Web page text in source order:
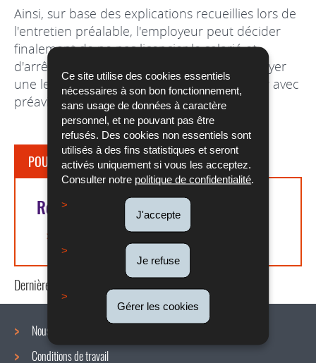
Ce site utilise des cookies essentiels
nécessaires à son bon fonctionnement,
sans usage de données à caractère
personnel, et ne pouvant pas être
refusés. Des cookies non essentiels sont
utilisés à des fins statistiques et seront
activés uniquement si vous les acceptez.
Consulter notre politique de confidentialité.
J'accepte
Je refuse
Gérer les cookies
Ainsi, sur base des explications recueillies lors de
l'entretien préalable, l'employeur peut décider
finalement de ne pas licencier le salarié et
d'arrêter la procédure à ce stade, ou d'envoyer
une lettre d'avertissement, ou de le licencier avec
préavis plutôt qu'aveceffet immédiat
POUR EN SAVOIR PLUS
Références légales
Article L. 124-2 du COTRAV
Dernière mise à jour 07/08/2025
Nous connaître
Conditions de travail